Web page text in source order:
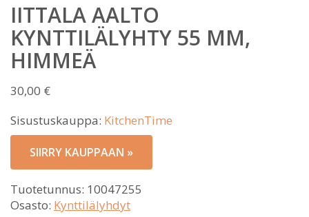
IITTALA AALTO
KYNTTILÄLYHTY 55 MM,
HIMMEÄ
30,00 €
Sisustuskauppa: KitchenTime
SIIRRY KAUPPAAN »
Tuotetunnus: 10047255
Osasto: Kynttilälyhdyt